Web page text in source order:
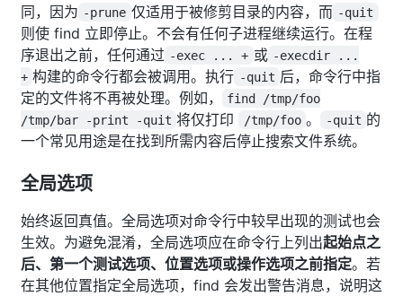
同，因为 -prune 仅适用于被修剪目录的内容，而 -quit
则使 find 立即停止。不会有任何子进程继续运行。在程
序退出之前，任何通过 -exec ... + 或 -execdir ...
+ 构建的命令行都会被调用。执行 -quit 后，命令行中指
定的文件将不再被处理。例如，
find /tmp/foo
/tmp/bar -print -quit 将仅打印 /tmp/foo 。 -quit 的
一个常见用途是在找到所需内容后停止搜索文件系统。
全局选项
始终返回真值。全局选项对命令行中较早出现的测试也会
生效。为避免混淆，全局选项应在命令行上列出起始点之
后、第一个测试选项、位置选项或操作选项之前指定。若
在其他位置指定全局选项，find 会发出警告消息，说明这